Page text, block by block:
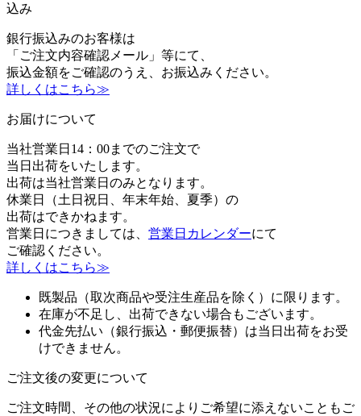
込み
銀行振込みのお客様は
「ご注文内容確認メール」等にて、
振込金額をご確認のうえ、お振込みください。
詳しくはこちら≫
お届けについて
当社営業日14：00までのご注文で
当日出荷をいたします。
出荷は当社営業日のみとなります。
休業日（土日祝日、年末年始、夏季）の
出荷はできかねます。
営業日につきましては、 営業日カレンダーにて
ご確認ください。
詳しくはこちら≫
既製品（取次商品や受注生産品を除く）に限ります。
在庫が不足し、出荷できない場合もございます。
代金先払い（銀行振込・郵便振替）は当日出荷をお受
けできません。
ご注文後の変更について
ご注文時間、その他の状況によりご希望に添えないこともご